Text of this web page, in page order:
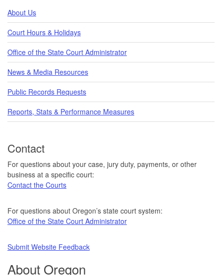
About Us
Court Hours & Holidays
Office of the State Court Administrator
News & Media Resources
Public Records Requests
Reports, Stats & Performance Measures
Contact
For questions about your case, jury duty, payments, or other
business at a specific court:
Contact the Courts
For questions about Oregon’s state court system:
Office of the State Court Administrator
Submit Website Feedback
About Oregon